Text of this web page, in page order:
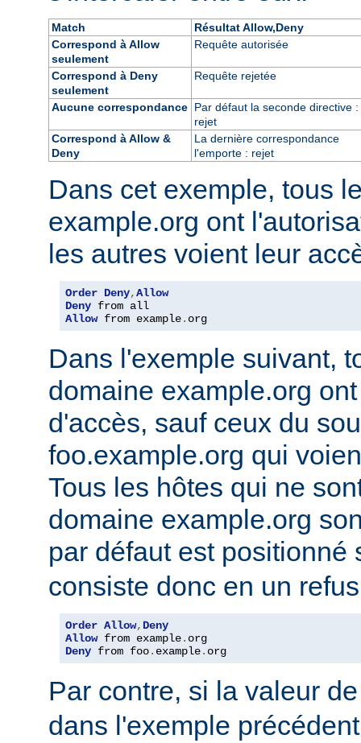
Match
Résultat Allow,Deny
Correspond à Allow
seulement
Requête autorisée
Correspond à Deny
seulement
Requête rejetée
Aucune correspondance Par défaut la seconde directive :
rejet
Correspond à Allow &
Deny
La dernière correspondance
l'emporte : rejet
Dans cet exemple, tous
example.org ont
les autres voient leur
Order Deny,Allow
Deny
Allow from example. org
Dans l'exemple suivant,
domaine example.org
d'accès, sauf ceux du
foo.example.org qui
Tous les hôtes qui ne
domaine example.org
par défaut est positionné
consiste donc en un
Order Allow, Deny
Allow from example.
Deny from foo. example. org
Par contre, si la valeur
dans l'exemple